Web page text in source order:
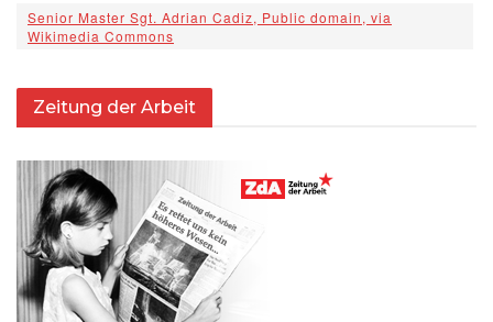
Senior Master Sgt. Adrian Cadiz, Public domain, via
Wikimedia Commons
Zeitung der Arbeit